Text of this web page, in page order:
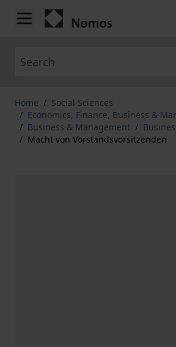
Skip to Content
Home / Social Sciences
/ Economics, Finance, Business &
/ Business & Management /
/ Macht von Vorstandsvorsitzenden